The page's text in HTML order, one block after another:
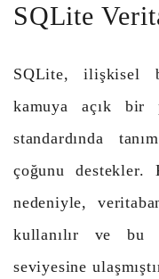
SQLite
SQLite, ilişkisel
kamuya açık bir
standardında
çoğunu destekler.
nedeniyle,
kullanılır ve bu
seviyesine